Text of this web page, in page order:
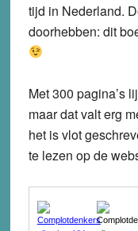
tijd in Nederland.
doorhebben: dit
Met 300 pagina’s
maar dat valt erg
het is vlot
te lezen op de